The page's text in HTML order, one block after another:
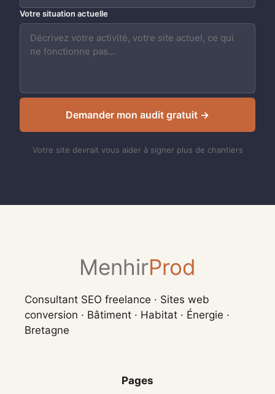
Votre situation actuelle
Demander mon audit gratuit →
Votre site devrait vous aider à signer plus de chantiers
MenhirProd
Consultant SEO freelance · Sites web
conversion · Bâtiment · Habitat · Énergie ·
Bretagne
Pages